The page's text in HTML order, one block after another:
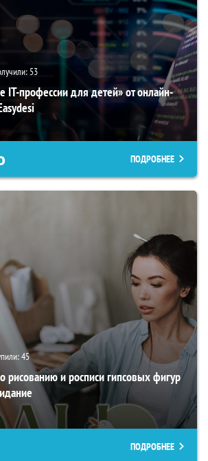
53
IT-профессии для детей» от онлайн-
ПОДРОБНЕЕ
45
рисованию и росписи гипсовых фигур
ПОДРОБНЕЕ